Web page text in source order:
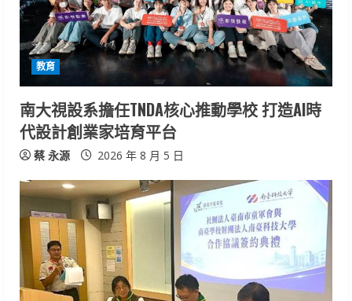
a
d
n
g
教育
南大視設系擔任TNDA核心推動學校 打造AI時
代設計創業家培育平台
蔡 永源 2026 年 8 月 5 日